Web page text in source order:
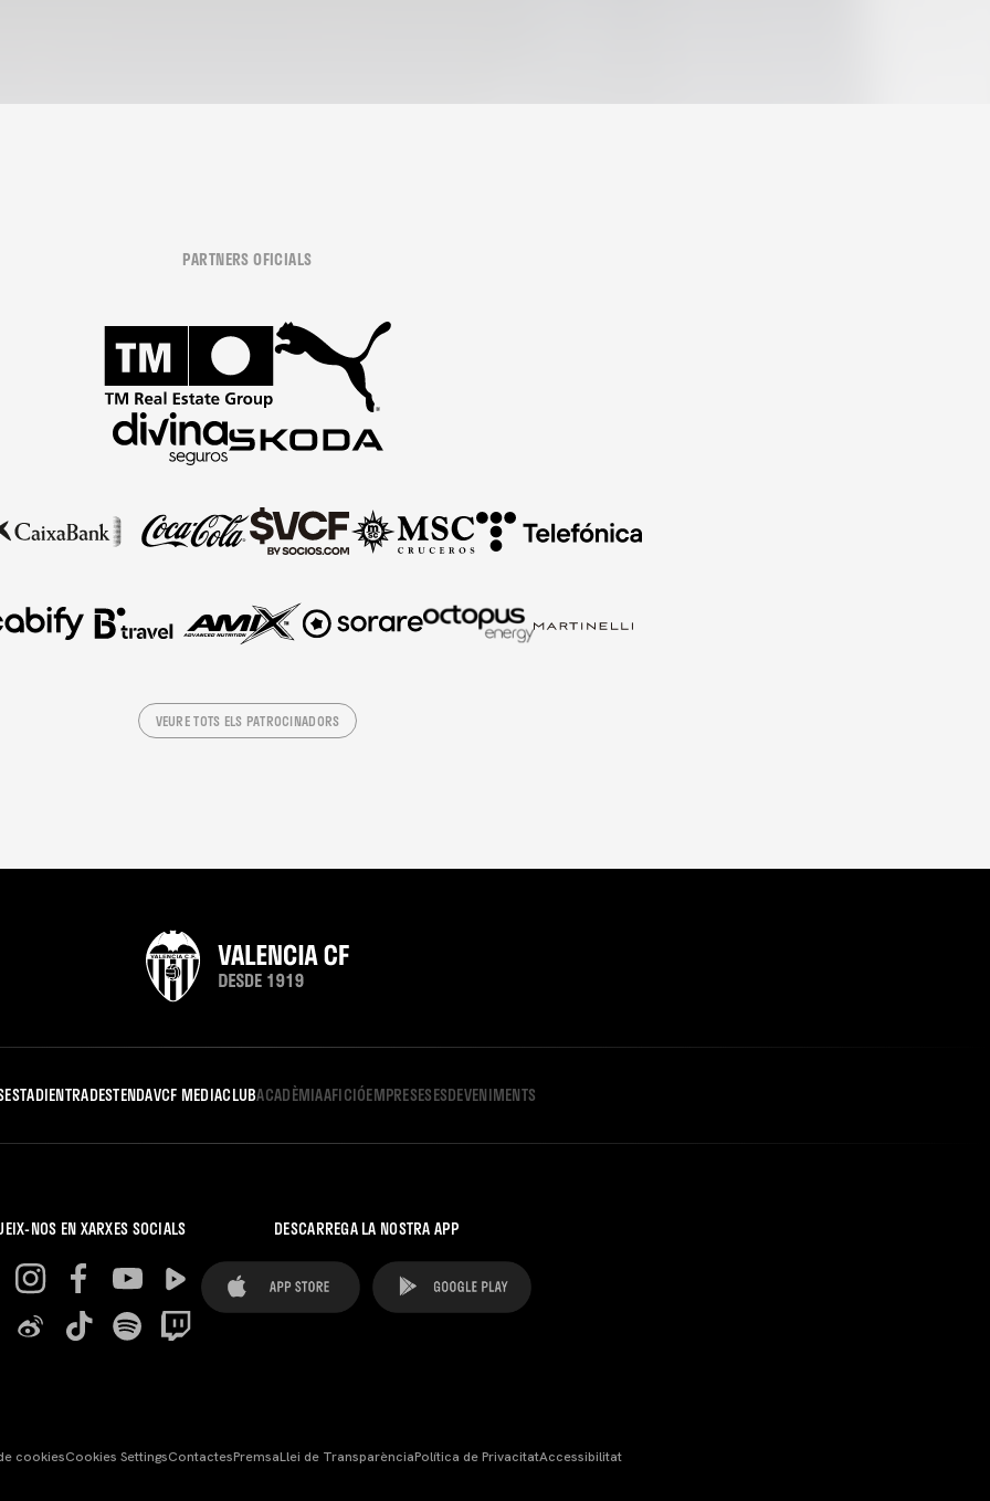
PARTNERS OFICIALS
VEURE TOTS ELS PATROCINADORS
ESTADIENTRADESTENDAVCF MEDIACLUBACADÈMIAAFICIÓEMPRESESESDEVENIMENTS
NOS EN XARXES SOCIALS DESCARREGA LA NOSTRA APP
cookiesCookies SettingsContactesPremsaLlei de TransparènciaPolítica de PrivacitatAccessibilitat